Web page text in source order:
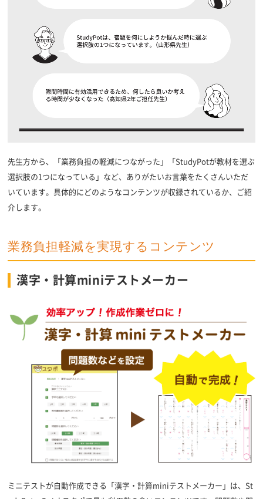
先生方から、「業務負担の軽減につながった」「StudyPotが教材を選ぶ
選択肢の1つになっている」など、ありがたいお言葉をたくさんいただ
いています。具体的にどのようなコンテンツが収録されているか、ご紹
介します。
業務負担軽減を実現するコンテンツ
漢字・計算miniテストメーカー
ミニテストが自動作成できる「漢字・計算miniテストメーカー」は、St